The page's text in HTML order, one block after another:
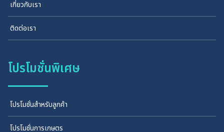
เกี่ยวกับเรา
ติดต่อเรา
โปรโมชั่นพิเศษ
โปรโมชั่นสำหรับลูกค้า
โปรโมชั่นการเกษตร